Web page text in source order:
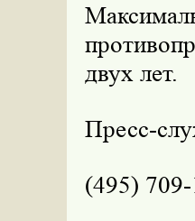
двух лет.
Пресс-
(495)